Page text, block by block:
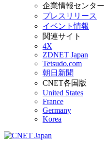
企業情報センター
プレスリリース
イベント情報
関連サイト
4X
ZDNET Japan
Tetsudo.com
朝日新聞
CNET各国版
United States
France
Germany
Korea